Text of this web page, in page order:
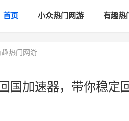
首页 小众热门网游 有趣热
趣热门网游
国加速器，带你稳定